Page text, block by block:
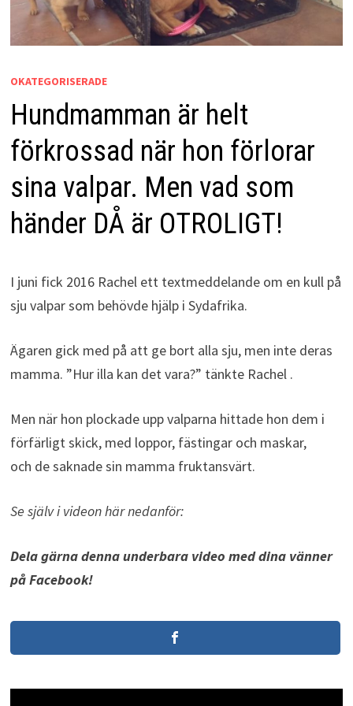
OKATEGORISERADE
Hundmamman är helt
förkrossad när hon förlorar
sina valpar. Men vad som
händer DÅ är OTROLIGT!
I juni fick 2016 Rachel ett textmeddelande om en kull på
sju valpar som behövde hjälp i Sydafrika.
Ägaren gick med på att ge bort alla sju, men inte deras
mamma. ”Hur illa kan det vara?” tänkte Rachel .
Men när hon plockade upp valparna hittade hon dem i
förfärligt skick, med loppor, fästingar och maskar,
och de saknade sin mamma fruktansvärt.
Se själv i videon här nedanför:
Dela gärna denna underbara video med dina vänner
på Facebook!